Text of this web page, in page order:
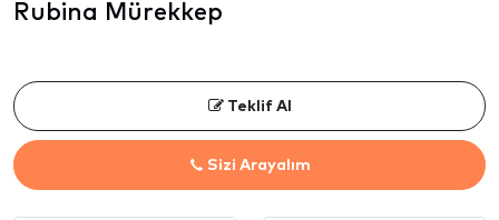
Rubina Mürekkep
Teklif Al
Sizi Arayalım